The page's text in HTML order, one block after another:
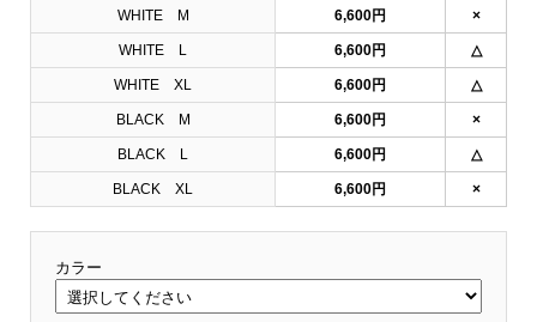
WHITE M 6,600円 ×
WHITE L 6,600円 △
WHITE XL 6,600円 △
BLACK M 6,600円 ×
BLACK L 6,600円 △
BLACK XL 6,600円 ×
カラー